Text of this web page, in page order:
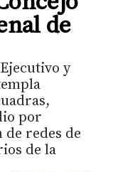
de
y
por
redes de
de la